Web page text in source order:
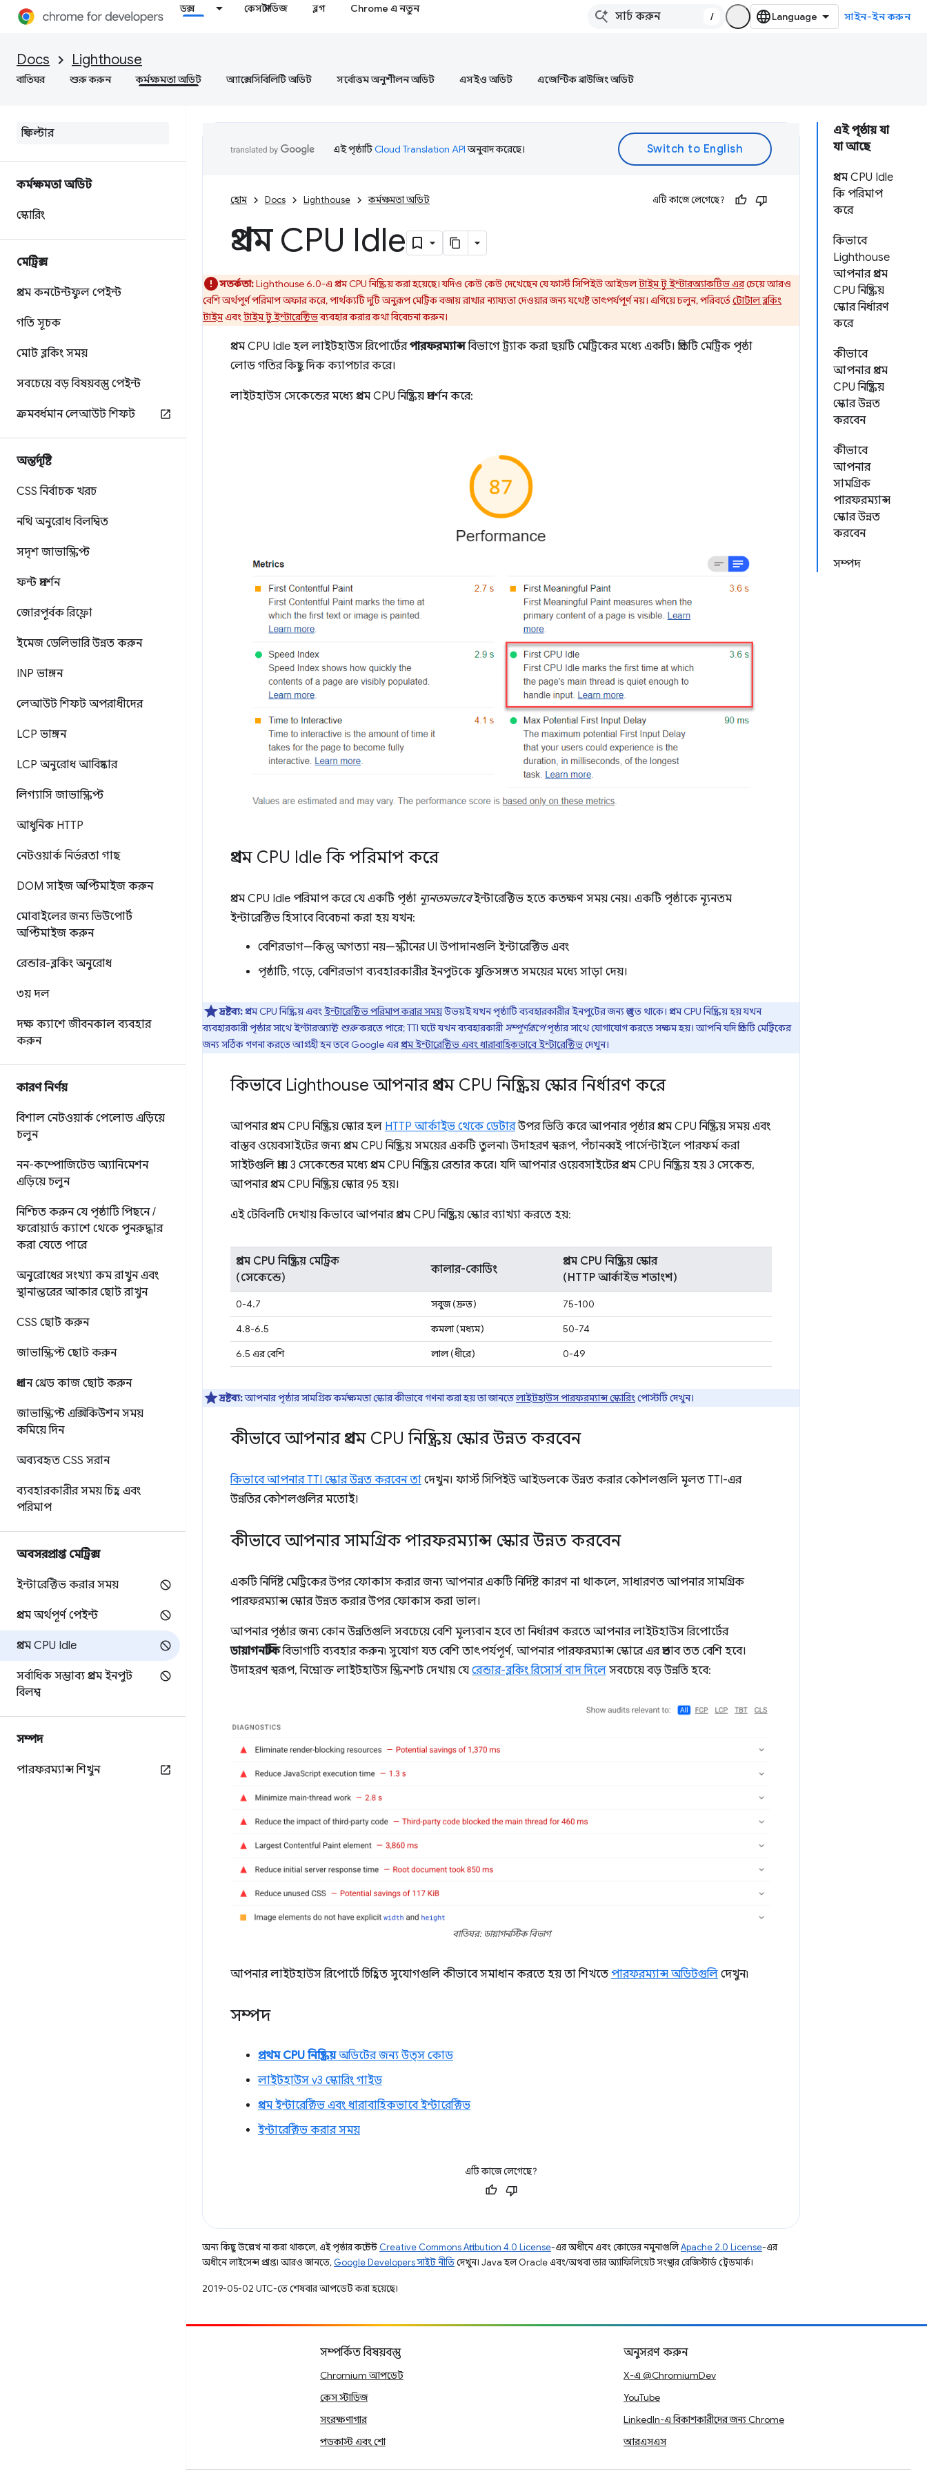
ডক্স কেস স্টাডিজ ব্লগ Chrome এ নতুন
/ সাইন-ইন করুন
Docs Lighthouse
বাতিঘর শুরু করুন কর্মক্ষমতা অডিট অ্যাক্সেসিবিলিটি অডিট সর্বোত্তম অনুশীলন অডিট এসইও অডিট এজেন্টিক ব্রাউজিং অডিট
কর্মক্ষমতা অডিট
স্কোরিং
মেট্রিক্স
প্রথম কনটেন্টফুল পেইন্ট
গতি সূচক
মোট ব্লকিং সময়
সবচেয়ে বড় বিষয়বস্তু পেইন্ট
ক্রমবর্ধমান লেআউট শিফট
অন্তর্দৃষ্টি
CSS নির্বাচক খরচ
নথি অনুরোধ বিলম্বিত
সদৃশ জাভাস্ক্রিপ্ট
ফন্ট প্রদর্শন
জোরপূর্বক রিফ্লো
ইমেজ ডেলিভারি উন্নত করুন
INP ভাঙ্গন
লেআউট শিফট অপরাধীদের
LCP ভাঙ্গন
LCP অনুরোধ আবিষ্কার
লিগ্যাসি জাভাস্ক্রিপ্ট
আধুনিক HTTP
নেটওয়ার্ক নির্ভরতা গাছ
DOM সাইজ অপ্টিমাইজ করুন
মোবাইলের জন্য ভিউপোর্ট
অপ্টিমাইজ করুন
রেন্ডার-ব্লকিং অনুরোধ
৩য় দল
দক্ষ ক্যাশে জীবনকাল ব্যবহার
করুন
কারণ নির্ণয়
বিশাল নেটওয়ার্ক পেলোড এড়িয়ে
চলুন
নন-কম্পোজিটেড অ্যানিমেশন
এড়িয়ে চলুন
নিশ্চিত করুন যে পৃষ্ঠাটি পিছনে/
ফরোয়ার্ড ক্যাশে থেকে পুনরুদ্ধার
করা যেতে পারে
অনুরোধের সংখ্যা কম রাখুন এবং
স্থানান্তরের আকার ছোট রাখুন
CSS ছোট করুন
জাভাস্ক্রিপ্ট ছোট করুন
প্রধান থ্রেড কাজ ছোট করুন
জাভাস্ক্রিপ্ট এক্সিকিউশন সময়
কমিয়ে দিন
অব্যবহৃত CSS সরান
ব্যবহারকারীর সময় চিহ্ন এবং
পরিমাপ
অবসরপ্রাপ্ত মেট্রিক্স
ইন্টারেক্টিভ করার সময়
প্রথম অর্থপূর্ণ পেইন্ট
প্রথম CPU Idle
সর্বাধিক সম্ভাব্য প্রথম ইনপুট
বিলম্ব
সম্পদ
পারফরম্যান্স শিখুন
এই পৃষ্ঠায় যা
যা আছে
প্রথম CPU Idle
কি পরিমাপ
করে
কিভাবে
Lighthouse
আপনার প্রথম
CPU নিষ্ক্রিয়
স্কোর নির্ধারণ
করে
কীভাবে
আপনার প্রথম
CPU নিষ্ক্রিয়
স্কোর উন্নত
করবেন
কীভাবে
আপনার
সামগ্রিক
পারফরম্যান্স
স্কোর উন্নত
করবেন
সম্পদ
এই পৃষ্ঠাটিCloud Translation APIঅনুবাদ করেছে।
হোম Docs Lighthouse কর্মক্ষমতা অডিট এটি কাজে লেগেছে?
প্রথম CPU Idle
সতর্কতা:Lighthouse 6.0-এ প্রথম CPU নিষ্ক্রিয় করা হয়েছে। যদিও কেউ কেউ দেখেছেন যে ফার্স্ট সিপিইউ আইডলটাইম টু ইন্টারঅ্যাকটিভ এরচেয়ে আরও
বেশি অর্থপূর্ণ পরিমাপ অফার করে, পার্থক্যটি দুটি অনুরূপ মেট্রিক বজায় রাখার ন্যায্যতা দেওয়ার জন্য যথেষ্ট তাৎপর্যপূর্ণ নয়। এগিয়ে চলুন, পরিবর্তেটোটাল ব্লকিং
টাইমএবংটাইম টু ইন্টারেক্টিভব্যবহার করার কথা বিবেচনা করুন।
প্রথম CPU Idle হল লাইটহাউস রিপোর্টেরপারফরম্যান্সবিভাগে ট্র্যাক করা ছয়টি মেট্রিকের মধ্যে একটি। প্রতিটি মেট্রিক পৃষ্ঠা
লোড গতির কিছু দিক ক্যাপচার করে।
লাইটহাউস সেকেন্ডের মধ্যে প্রথম CPU নিষ্ক্রিয় প্রদর্শন করে:
প্রথম CPU Idle কি পরিমাপ করে
প্রথম CPU Idle পরিমাপ করে যে একটি পৃষ্ঠা ন্যূনতমভাবেইন্টারেক্টিভ হতে কতক্ষণ সময় নেয়। একটি পৃষ্ঠাকে ন্যূনতম
ইন্টারেক্টিভ হিসাবে বিবেচনা করা হয় যখন:
বেশিরভাগ—কিন্তু অগত্যা নয়—স্ক্রীনের UI উপাদানগুলি ইন্টারেক্টিভ এবং
পৃষ্ঠাটি, গড়ে, বেশিরভাগ ব্যবহারকারীর ইনপুটকে যুক্তিসঙ্গত সময়ের মধ্যে সাড়া দেয়।
দ্রষ্টব্য:প্রথম CPU নিষ্ক্রিয় এবংইন্টারেক্টিভ পরিমাপ করার সময়উভয়ই যখন পৃষ্ঠাটি ব্যবহারকারীর ইনপুটের জন্য প্রস্তুত থাকে। প্রথম CPU নিষ্ক্রিয় হয় যখন
ব্যবহারকারী পৃষ্ঠার সাথে ইন্টারঅ্যাক্ট শুরুকরতে পারে; TTI ঘটে যখন ব্যবহারকারীসম্পূর্ণরূপেপৃষ্ঠার সাথে যোগাযোগ করতে সক্ষম হয়। আপনি যদি প্রতিটি মেট্রিকের
জন্য সঠিক গণনা করতে আগ্রহী হন তবে Google এরপ্রথম ইন্টারেক্টিভ এবং ধারাবাহিকভাবে ইন্টারেক্টিভদেখুন।
কিভাবে Lighthouse আপনার প্রথম CPU নিষ্ক্রিয় স্কোর নির্ধারণ করে
আপনার প্রথম CPU নিষ্ক্রিয় স্কোর হল HTTP আর্কাইভ থেকে ডেটারউপর ভিত্তি করে আপনার পৃষ্ঠার প্রথম CPU নিষ্ক্রিয় সময় এবং
বাস্তব ওয়েবসাইটের জন্য প্রথম CPU নিষ্ক্রিয় সময়ের একটি তুলনা৷ উদাহরণ স্বরূপ, পঁচানব্বই পার্সেন্টাইলে পারফর্ম করা
সাইটগুলি প্রায় 3 সেকেন্ডের মধ্যে প্রথম CPU নিষ্ক্রিয় রেন্ডার করে। যদি আপনার ওয়েবসাইটের প্রথম CPU নিষ্ক্রিয় হয় 3 সেকেন্ড,
আপনার প্রথম CPU নিষ্ক্রিয় স্কোর 95 হয়।
এই টেবিলটি দেখায় কিভাবে আপনার প্রথম CPU নিষ্ক্রিয় স্কোর ব্যাখ্যা করতে হয়:
প্রথম CPU নিষ্ক্রিয় মেট্রিক
(সেকেন্ডে)
কালার-কোডিং
প্রথম CPU নিষ্ক্রিয় স্কোর
(HTTP আর্কাইভ শতাংশ)
0-4.7 সবুজ (দ্রুত)
75-100
4.8-6.5
কমলা (মধ্যম)
50-74
6.5 এর বেশি
লাল (ধীরে) 0-49
দ্রষ্টব্য:আপনার পৃষ্ঠার সামগ্রিক কর্মক্ষমতা স্কোর কীভাবে গণনা করা হয় তা জানতেলাইটহাউস পারফরম্যান্স স্কোরিংপোস্টটি দেখুন।
কীভাবে আপনার প্রথম CPU নিষ্ক্রিয় স্কোর উন্নত করবেন
কিভাবে আপনার TTI স্কোর উন্নত করবেন তা দেখুন। ফার্স্ট সিপিইউ আইডলকে উন্নত করার কৌশলগুলি মূলত TTI-এর
উন্নতির কৌশলগুলির মতোই।
কীভাবে আপনার সামগ্রিক পারফরম্যান্স স্কোর উন্নত করবেন
একটি নির্দিষ্ট মেট্রিকের উপর ফোকাস করার জন্য আপনার একটি নির্দিষ্ট কারণ না থাকলে, সাধারণত আপনার সামগ্রিক
পারফরম্যান্স স্কোর উন্নত করার উপর ফোকাস করা ভাল।
আপনার পৃষ্ঠার জন্য কোন উন্নতিগুলি সবচেয়ে বেশি মূল্যবান হবে তা নির্ধারণ করতে আপনার লাইটহাউস রিপোর্টের
ডায়াগনস্টিকবিভাগটি ব্যবহার করুন৷ সুযোগ যত বেশি তাৎপর্যপূর্ণ, আপনার পারফরম্যান্স স্কোরে এর প্রভাব তত বেশি হবে।
উদাহরণ স্বরূপ, নিম্নোক্ত লাইটহাউস স্ক্রিনশট দেখায় যে রেন্ডার-ব্লকিং রিসোর্স বাদ দিলে সবচেয়ে বড় উন্নতি হবে:
বাতিঘর: ডায়াগনস্টিক বিভাগ
আপনার লাইটহাউস রিপোর্টে চিহ্নিত সুযোগগুলি কীভাবে সমাধান করতে হয় তা শিখতে পারফরম্যান্স অডিটগুলি দেখুন৷
সম্পদ
প্রথম CPU নিষ্ক্রিয়অডিটের জন্য উত্স কোড
লাইটহাউস v3 স্কোরিং গাইড
প্রথম ইন্টারেক্টিভ এবং ধারাবাহিকভাবে ইন্টারেক্টিভ
ইন্টারেক্টিভ করার সময়
এটি কাজে লেগেছে?
অন্য কিছু উল্লেখ না করা থাকলে, এই পৃষ্ঠার কন্টেন্ট Creative Commons Attribution 4.0 License-এর অধীনে এবং কোডের নমুনাগুলিApache 2.0 License-এর
অধীনে লাইসেন্স প্রাপ্ত। আরও জানতে, Google Developers সাইট নীতিদেখুন। Java হল Oracle এবং/অথবা তার অ্যাফিলিয়েট সংস্থার রেজিস্টার্ড ট্রেডমার্ক।
2019-05-02 UTC-তে শেষবার আপডেট করা হয়েছে।
সম্পর্কিত বিষয়বস্তু
Chromium আপডেট
কেস স্টাডিজ
সংরক্ষণাগার
পডকাস্ট এবং শো
অনুসরণ করুন
X-এ @ChromiumDev
YouTube
LinkedIn-এ বিকাশকারীদের জন্য Chrome
আরএসএস